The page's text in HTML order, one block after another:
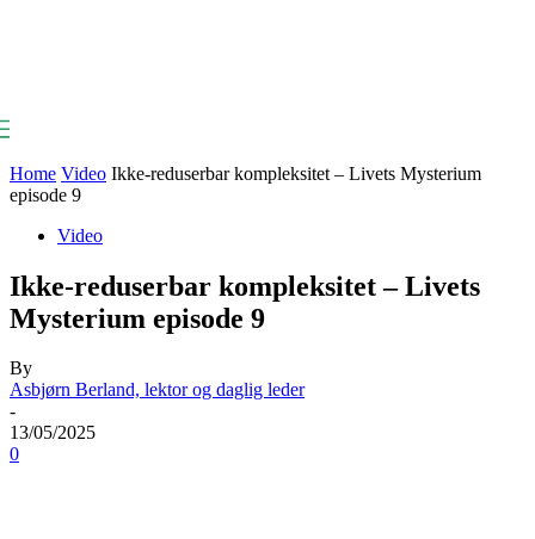
Home Video Ikke-reduserbar kompleksitet – Livets Mysterium
episode 9
Video
Ikke-reduserbar kompleksitet – Livets
Mysterium episode 9
By
Asbjørn Berland, lektor og daglig leder
-
13/05/2025
0